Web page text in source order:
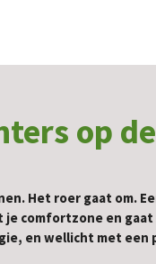
op
Het roer gaat om.
je comfortzone en
en wellicht met een